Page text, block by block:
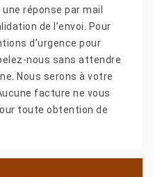
réponse par mail
de l’envoi. Pour
d’urgence pour
nous sans attendre
Nous serons à votre
facture ne vous
toute obtention de